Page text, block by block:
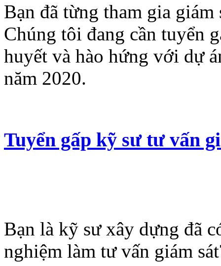
Bạn đã từng tham gia
Chúng tôi đang cần tuyển
huyết và hào hứng với dự
năm 2020.
Tuyển gấp kỹ sư tư vấn
Bạn là kỹ sư xây dựng đã
nghiệm làm tư vấn giám